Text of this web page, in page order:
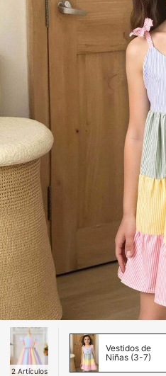
2 Artículos
Vestidos de
Niñas (3-7)